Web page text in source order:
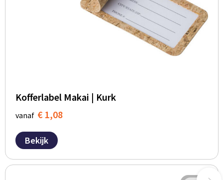
Kofferlabel Makai | Kurk
vanaf € 1,08
Bekijk